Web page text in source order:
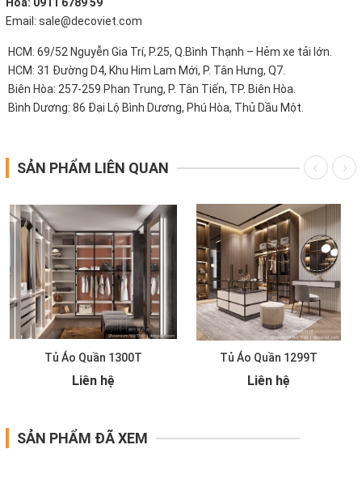
Email: sale@decoviet.com
HCM: 69/52 Nguyễn Gia Trí, P.25, Q.Bình Thạnh – Hẻm xe tải lớn.
HCM: 31 Đường D4, Khu Him Lam Mới, P. Tân Hưng, Q7.
Biên Hòa: 257-259 Phan Trung, P. Tân Tiến, TP. Biên Hòa.
Bình Dương: 86 Đại Lộ Bình Dương, Phú Hòa, Thủ Dầu Một.
SẢN PHẨM LIÊN QUAN
Tủ Áo Quần 1300T
Liên hệ
Tủ Áo Quần 1299T
Liên hệ
SẢN PHẨM ĐÃ XEM